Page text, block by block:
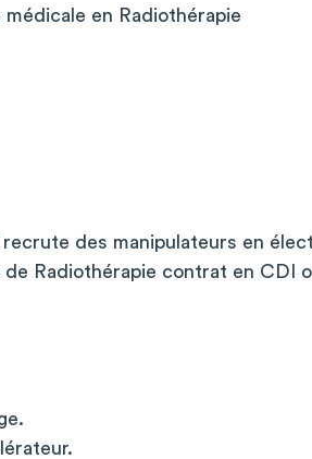
en Radiothérapie
des manipulateurs en
Radiothérapie contrat en CDI